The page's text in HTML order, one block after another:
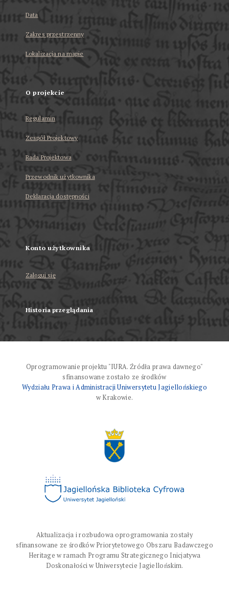
Data
Zakres przestrzenny
Lokalizacja na mapie
O projekcie
Regulamin
Zespół Projektowy
Rada Projektowa
Przewodnik użytkownika
Deklaracja dostępności
Konto użytkownika
Zaloguj się
Historia przeglądania
Oprogramowanie projektu "IURA. Źródła prawa dawnego"
sfinansowane zostało ze środków
Wydziału Prawa i Administracji Uniwersytetu Jagiellońskiego
w Krakowie.
Aktualizacja i rozbudowa oprogramowania zostały
sfinansowane ze środków Priorytetowego Obszaru Badawczego
Heritage w ramach Programu Strategicznego Inicjatywa
Doskonałości w Uniwersytecie Jagiellońskim.